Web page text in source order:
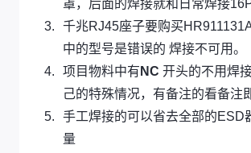
罩，后面的焊接就和日常焊接
千兆RJ45座子要购买
中的型号是错误的 焊接不可用。
项目物料中有 NC 开头的不用焊
己的特殊情况，有备注的看备注
手工焊接的可以省去全部的ESD
量